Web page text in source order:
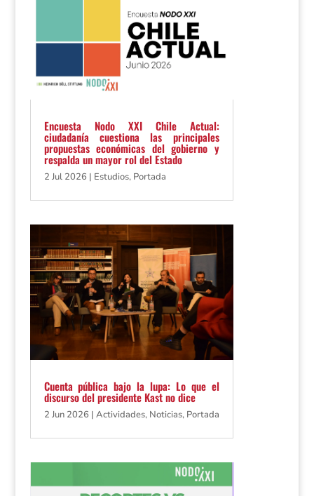
Encuesta Nodo XXI Chile Actual:
ciudadanía cuestiona las principales
propuestas económicas del gobierno y
respalda un mayor rol del Estado
2 Jul 2026 | Estudios, Portada
Cuenta pública bajo la lupa: Lo que el
discurso del presidente Kast no dice
2 Jun 2026 | Actividades, Noticias, Portada